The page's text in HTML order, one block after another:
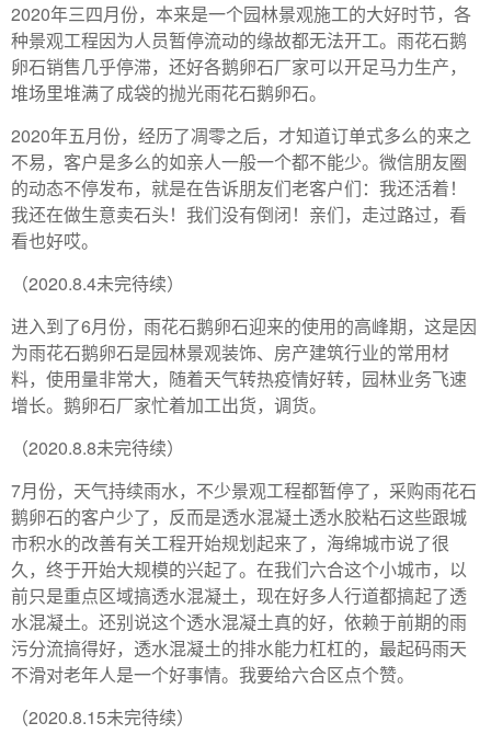
2020年三四月份，本来是一个园林景观施工的大好时节，各
种景观工程因为人员暂停流动的缘故都无法开工。雨花石鹅
卵石销售几乎停滞，还好各鹅卵石厂家可以开足马力生产，
堆场里堆满了成袋的抛光雨花石鹅卵石。
2020年五月份，经历了凋零之后，才知道订单式多么的来之
不易，客户是多么的如亲人一般一个都不能少。微信朋友圈
的动态不停发布，就是在告诉朋友们老客户们：我还活着！
我还在做生意卖石头！我们没有倒闭！亲们，走过路过，看
看也好哎。
（2020.8.4未完待续）
进入到了6月份，雨花石鹅卵石迎来的使用的高峰期，这是因
为雨花石鹅卵石是园林景观装饰、房产建筑行业的常用材
料，使用量非常大，随着天气转热疫情好转，园林业务飞速
增长。鹅卵石厂家忙着加工出货，调货。
（2020.8.8未完待续）
7月份，天气持续雨水，不少景观工程都暂停了，采购雨花石
鹅卵石的客户少了，反而是透水混凝土透水胶粘石这些跟城
市积水的改善有关工程开始规划起来了，海绵城市说了很
久，终于开始大规模的兴起了。在我们六合这个小城市，以
前只是重点区域搞透水混凝土，现在好多人行道都搞起了透
水混凝土。还别说这个透水混凝土真的好，依赖于前期的雨
污分流搞得好，透水混凝土的排水能力杠杠的，最起码雨天
不滑对老年人是一个好事情。我要给六合区点个赞。
（2020.8.15未完待续）